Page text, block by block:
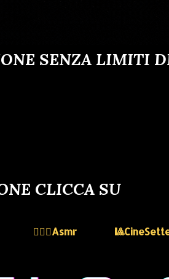
SENZA LIMITI
CLICCA SU
💆🏻‍♀️Asmr